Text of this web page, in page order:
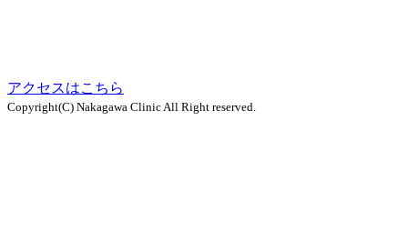
アクセスはこちら
Copyright(C) Nakagawa Clinic All Right reserved.